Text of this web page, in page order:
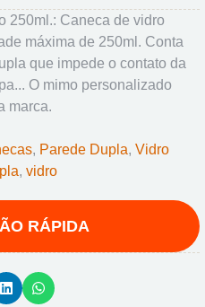
250ml.: Caneca de vidro
máxima de 250ml. Conta
que impede o contato da
O mimo personalizado
marca.
, Parede Dupla, Vidro
, vidro